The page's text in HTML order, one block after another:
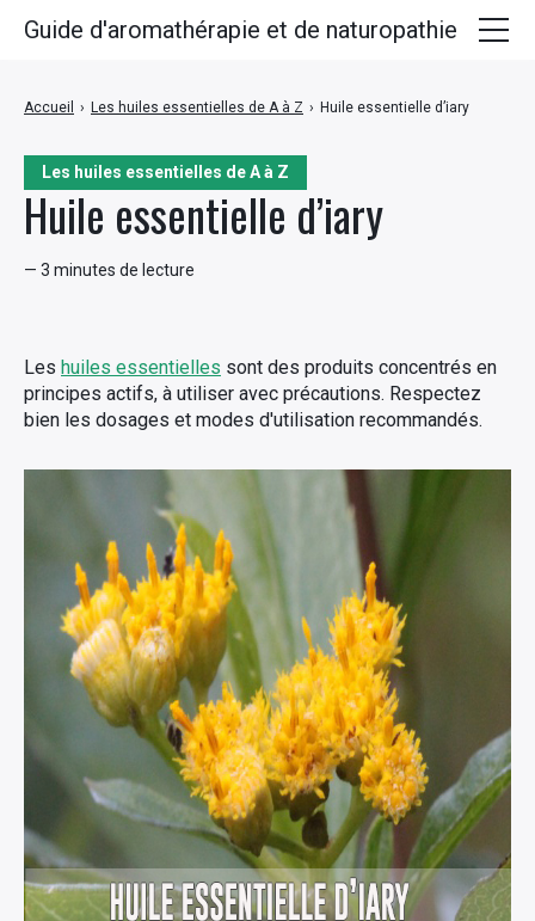
Les huiles essentielles de A à Z
Huile essentielle d’iary
— 3 minutes de lecture
Accueil › Les huiles essentielles de A à Z › Huile essentielle d’iary
Les huiles essentielles sont des produits concentrés en
principes actifs, à utiliser avec précautions. Respectez
bien les dosages et modes d'utilisation recommandés.
Guide d'aromathérapie et de naturopathie
Huiles végétales
Hydrolats